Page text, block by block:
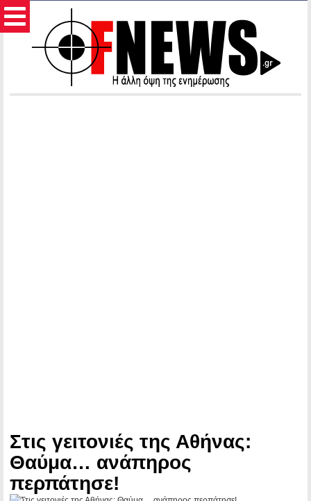
Στις γειτονιές της Αθήνας:
Θαύμα… ανάπηρος
περπάτησε!